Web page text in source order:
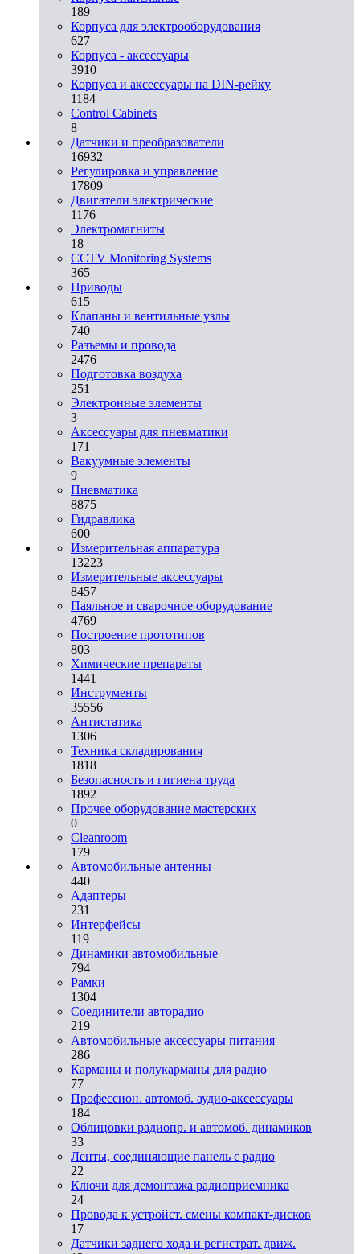
189
Корпуса для электрооборудования
627
Корпуса - аксессуары
3910
Корпуса и аксессуары на DIN-рейку
1184
Control Cabinets
8
Датчики и преобразователи
16932
Регулировка и управление
17809
Двигатели электрические
1176
Электромагниты
18
CCTV Monitoring Systems
365
Приводы
615
Клапаны и вентильные узлы
740
Разъемы и провода
2476
Подготовка воздуха
251
Электронные элементы
3
Аксессуары для пневматики
171
Вакуумные элементы
9
Пневматика
8875
Гидравлика
600
Измерительная аппаратура
13223
Измерительные аксессуары
8457
Паяльное и сварочное оборудование
4769
Построение прототипов
803
Химические препараты
1441
Инструменты
35556
Aнтистатика
1306
Техника складирования
1818
Безопасность и гигиена труда
1892
Прочее оборудование мастерских
0
Cleanroom
179
Автомобильные антенны
440
Адаптеры
231
Интерфейсы
119
Динамики автомобильные
794
Рамки
1304
Соединители авторадио
219
Автомобильные аксессуары питания
286
Карманы и полукарманы для радио
77
Профессион. автомоб. аудио-аксессуары
184
Облицовки радиопр. и автомоб. динамиков
33
Ленты, соединяющие панель с радио
22
Ключи для демонтажа радиоприемника
24
Провода к устройст. смены компакт-дисков
17
Датчики заднего хода и регистрат. движ.